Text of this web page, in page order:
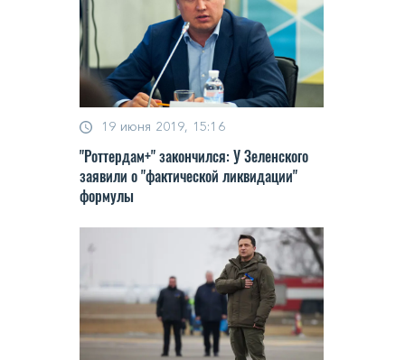
19 июня 2019, 15:16
"Роттердам+" закончился: У Зеленского
заявили о "фактической ликвидации"
формулы